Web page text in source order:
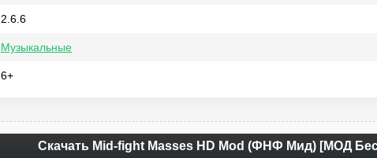
2.6.6
Музыкальные
6+
Скачать Mid-fight Masses HD Mod (ФНФ Мид) [МОД